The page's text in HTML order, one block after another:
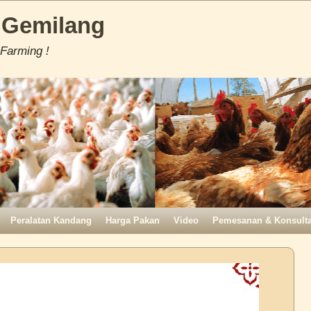
!
Peralatan Kandang Harga Pakan Video Pemesanan &